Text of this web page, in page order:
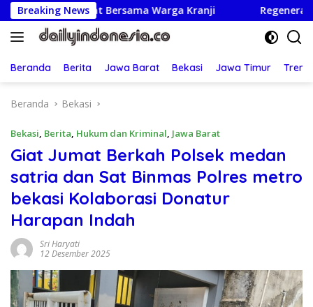
Langsung
ke
konten
Breaking News
Bersama Warga Kranji Regenerasi Adil: UBM
Beranda Berita Jawa Barat Bekasi Jawa Timur
Beranda Bekasi
Bekasi, Berita, Hukum dan Kriminal, Jawa Barat
Giat Jumat Berkah Polsek medan
satria dan Sat Binmas Polres metro
bekasi Kolaborasi Donatur
Harapan Indah
Sri Haryati
12 Desember 2025